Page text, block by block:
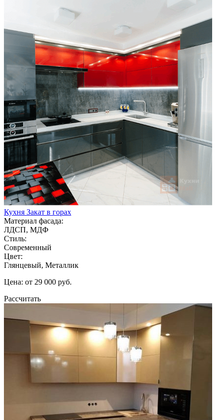
Кухня Закат в горах
Материал фасада:
ЛДСП, МДФ
Стиль:
Современный
Цвет:
Глянцевый, Металлик
Цена: от 29 000 руб.
Рассчитать